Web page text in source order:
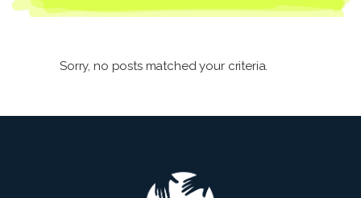
Sorry, no posts matched your criteria.